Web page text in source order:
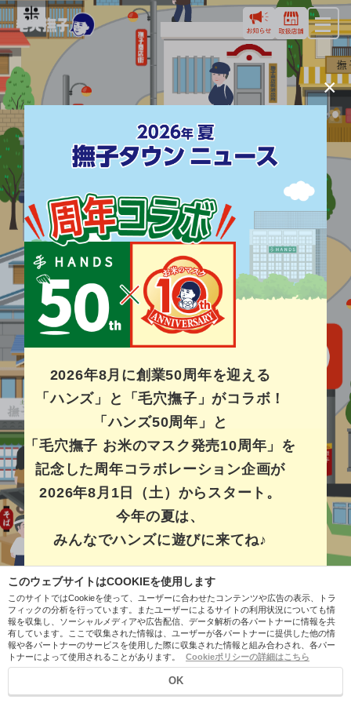
このウェブサイトはCOOKIEを使用します
このサイトではCookieを使って、ユーザーに合わせたコンテンツや広告の表示、トラ
フィックの分析を行っています。またユーザーによるサイトの利用状況についても情
報を収集し、ソーシャルメディアや広告配信、データ解析の各パートナーに情報を共
有しています。ここで収集された情報は、ユーザーが各パートナーに提供した他の情
報や各パートナーのサービスを使用した際に収集された情報と組み合わされ、各パー
トナーによって使用されることがあります。
Cookieポリシーの詳細はこちら
OK
2026年8月に創業50周年を迎える
「ハンズ」と「毛穴撫子」がコラボ！
「ハンズ50周年」と
「毛穴撫子 お米のマスク発売10周年」を
記念した周年コラボレーション企画が
2026年8月1日（土）からスタート。
今年の夏は、
みんなでハンズに遊びに来てね♪